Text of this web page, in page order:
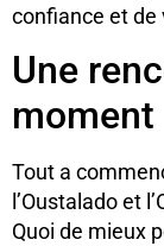
confiance et de
Une
moment
Tout a
l’Oustalado et
Quoi de mieux